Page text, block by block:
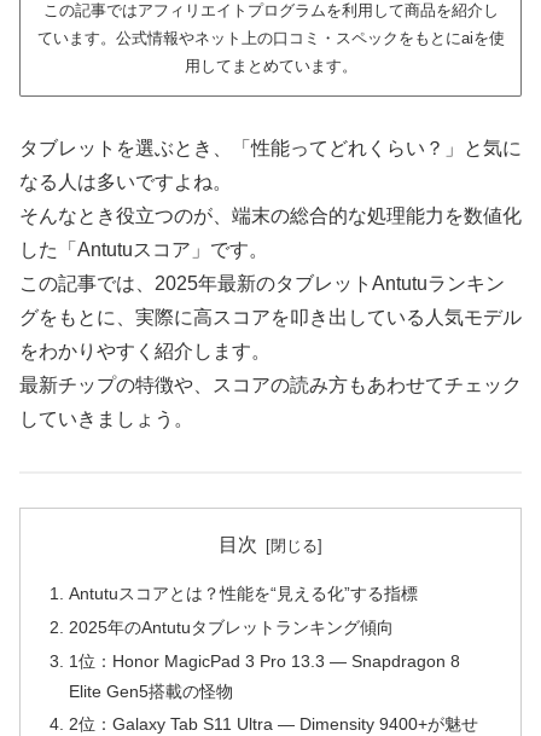
この記事ではアフィリエイトプログラムを利用して商品を紹介し
ています。公式情報やネット上の口コミ・スペックをもとにaiを使
用してまとめています。
タブレットを選ぶとき、「性能ってどれくらい？」と気に
なる人は多いですよね。
そんなとき役立つのが、端末の総合的な処理能力を数値化
した「Antutuスコア」です。
この記事では、2025年最新のタブレットAntutuランキン
グをもとに、実際に高スコアを叩き出している人気モデル
をわかりやすく紹介します。
最新チップの特徴や、スコアの読み方もあわせてチェック
していきましょう。
目次
Antutuスコアとは？性能を“見える化”する指標
2025年のAntutuタブレットランキング傾向
1位：Honor MagicPad 3 Pro 13.3 ― Snapdragon 8
Elite Gen5搭載の怪物
2位：Galaxy Tab S11 Ultra ― Dimensity 9400+が魅せ